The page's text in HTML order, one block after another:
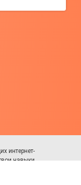
интернет-
навыки.